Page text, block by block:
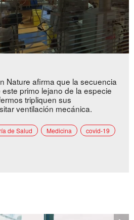
:
Nature afirma que la secuencia
primo lejano de la especie
tripliquen sus
ventilación mecánica.
de Salud Medicina
covid-19